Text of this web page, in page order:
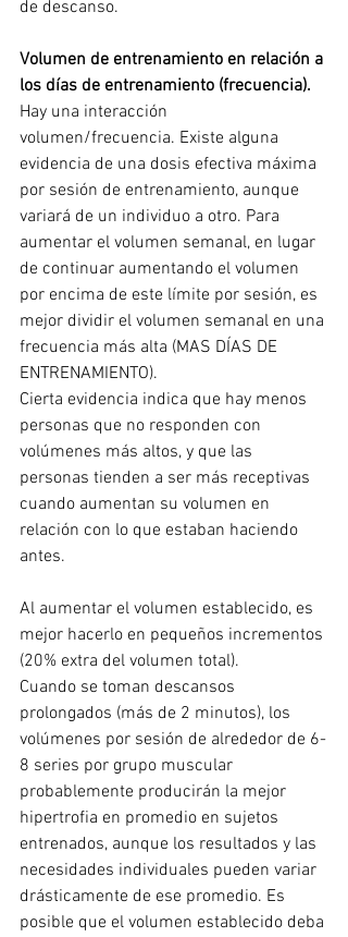
de descanso.
Volumen de entrenamiento en relación a
los días de entrenamiento (frecuencia).
Hay una interacción
volumen/frecuencia. Existe alguna
evidencia de una dosis efectiva máxima
por sesión de entrenamiento, aunque
variará de un individuo a otro. Para
aumentar el volumen semanal, en lugar
de continuar aumentando el volumen
por encima de este límite por sesión, es
mejor dividir el volumen semanal en una
frecuencia más alta (MAS DÍAS DE
ENTRENAMIENTO).
Cierta evidencia indica que hay menos
personas que no responden con
volúmenes más altos, y que las
personas tienden a ser más receptivas
cuando aumentan su volumen en
relación con lo que estaban haciendo
antes.
Al aumentar el volumen establecido, es
mejor hacerlo en pequeños incrementos
(20% extra del volumen total).
Cuando se toman descansos
prolongados (más de 2 minutos), los
volúmenes por sesión de alrededor de 6-
8 series por grupo muscular
probablemente producirán la mejor
hipertrofia en promedio en sujetos
entrenados, aunque los resultados y las
necesidades individuales pueden variar
drásticamente de ese promedio. Es
posible que el volumen establecido deba